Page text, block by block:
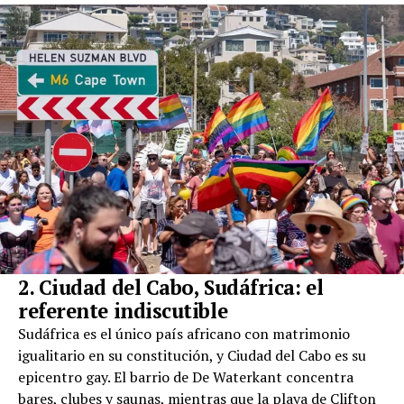
2. Ciudad del Cabo, Sudáfrica: el
referente indiscutible
Sudáfrica es el único país africano con matrimonio
igualitario en su constitución, y Ciudad del Cabo es su
epicentro gay. El barrio de De Waterkant concentra
bares, clubes y saunas, mientras que la playa de Clifton